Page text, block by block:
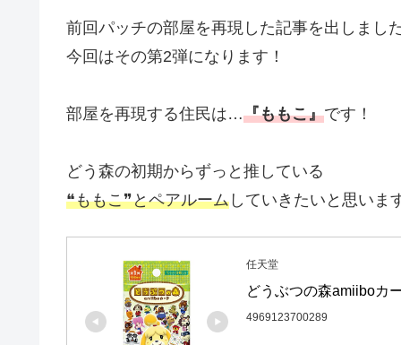
前回パッチの部屋を再現した記事を出しまし
今回はその第2弾になります！
部屋を再現する住民は…『ももこ』です！
どう森の初期からずっと推している
❝ももこ❞とペアルーム していきたいと思いま
任天堂
どうぶつの森amiiboカ
4969123700289